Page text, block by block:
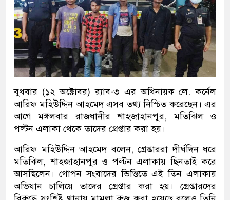
বুধবার (১২ অক্টোবর) র‍্যাব-৩ এর অধিনায়ক লে. কর্নেল
আরিফ মহিউদ্দিন আহমেদ এসব তথ্য নিশ্চিত করেছেন। এর
আগে মঙ্গলবার রাজধানীর শাহজাহানপুর, মতিঝিল ও
পল্টন এলাকা থেকে তাদের গ্রেপ্তার করা হয়।
আরিফ মহিউদ্দিন আহমেদ বলেন, গ্রেপ্তাররা দীর্ঘদিন ধরে
মতিঝিল, শাহজাহানপুর ও পল্টন এলাকায় ছিনতাই করে
আসছিলেন। গোপন সংবাদের ভিত্তিতে এই তিন এলাকায়
অভিযান চালিয়ে তাদের গ্রেপ্তার করা হয়। গ্রেপ্তারদের